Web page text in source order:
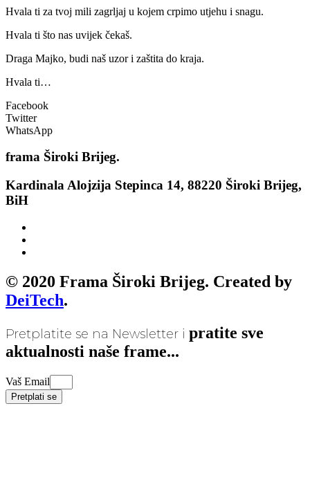
Hvala ti za tvoj mili zagrljaj u kojem crpimo utjehu i snagu.
Hvala ti što nas uvijek čekaš.
Draga Majko, budi naš uzor i zaštita do kraja.
Hvala ti…
Facebook
Twitter
WhatsApp
frama Široki Brijeg.
Kardinala Alojzija Stepinca 14, 88220 Široki Brijeg,
BiH
© 2020 Frama Široki Brijeg. Created by
DeiTech.
Pretplatite se na Newsletter i pratite sve
aktualnosti naše frame...
Vaš Email
Pretplati se